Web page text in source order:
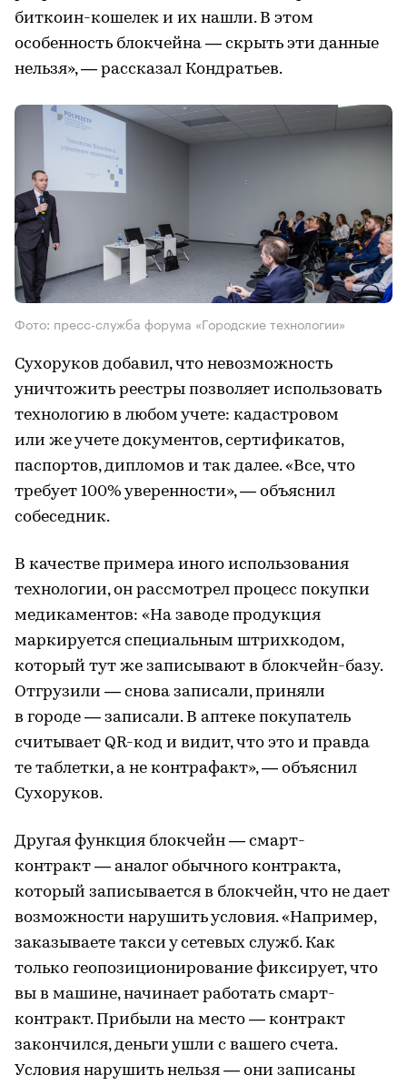
биткоин-кошелек и их нашли. В этом
особенность блокчейна — скрыть эти данные
нельзя», — рассказал Кондратьев.
Фото: пресс-служба форума «Городские технологии»
Сухоруков добавил, что невозможность
уничтожить реестры позволяет использовать
технологию в любом учете: кадастровом
или же учете документов, сертификатов,
паспортов, дипломов и так далее. «Все, что
требует 100% уверенности», — объяснил
собеседник.
В качестве примера иного использования
технологии, он рассмотрел процесс покупки
медикаментов: «На заводе продукция
маркируется специальным штрихкодом,
который тут же записывают в блокчейн-базу.
Отгрузили — снова записали, приняли
в городе — записали. В аптеке покупатель
считывает QR-код и видит, что это и правда
те таблетки, а не контрафакт», — объяснил
Сухоруков.
Другая функция блокчейн — смарт-
контракт — аналог обычного контракта,
который записывается в блокчейн, что не дает
возможности нарушить условия. «Например,
заказываете такси у сетевых служб. Как
только геопозиционирование фиксирует, что
вы в машине, начинает работать смарт-
контракт. Прибыли на место — контракт
закончился, деньги ушли с вашего счета.
Условия нарушить нельзя — они записаны